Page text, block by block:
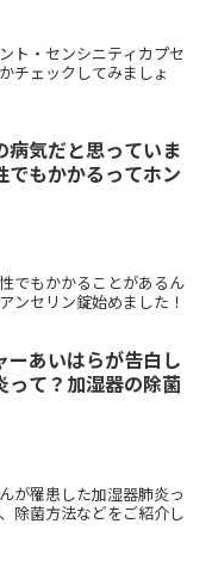
ト・センシニティカプセ
チェックしてみましょ
病気だと思っていま
でもかかるってホン
でもかかることがあるん
ンセリン錠始めました！
ーあいはらが告白し
って？加湿器の除菌
が罹患した加湿器肺炎っ
除菌方法などをご紹介し